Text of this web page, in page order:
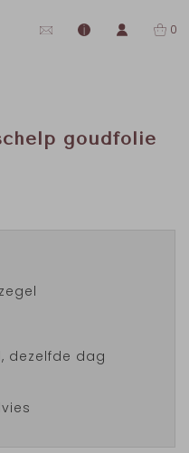
0
goudfolie
dezelfde dag